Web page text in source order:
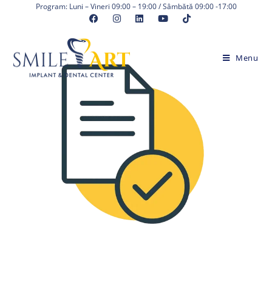
Program: Luni – Vineri 09:00 – 19:00 / Sâmbătă 09:00 -17:00
Menu